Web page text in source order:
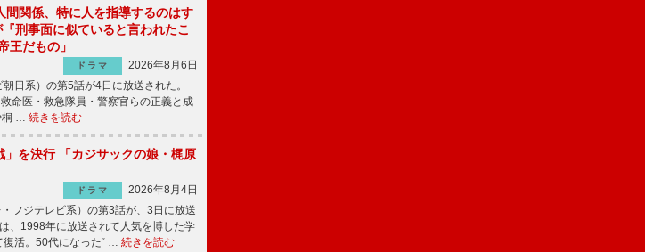
間関係、特に人を指導するのはす
刑事面に似ていると言われたこ
王だもの」
ドラマ
2026年8月6日
日系）の第5話が4日に放送された。
命医・救急隊員・警察官らの正義と成
桐 … 続きを読む
」を決行 「カジサックの娘・梶原
ドラマ
2026年8月4日
フジテレビ系）の第3話が、3日に放送
1998年に放送されて人気を博した学
復活。50代になった“ … 続きを読む